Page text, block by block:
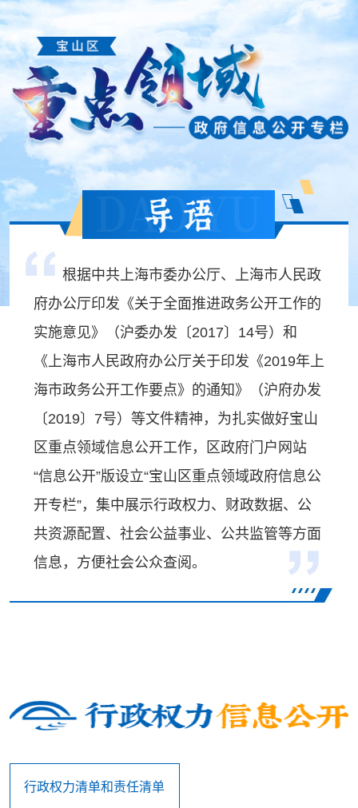
根据中共上海市委办公厅、上海市人民政
府办公厅印发《关于全面推进政务公开工作的
实施意见》（沪委办发〔2017〕14号）和
《上海市人民政府办公厅关于印发《2019年上
海市政务公开工作要点》的通知》（沪府办发
〔2019〕7号）等文件精神，为扎实做好宝山
区重点领域信息公开工作，区政府门户网站
“信息公开”版设立“宝山区重点领域政府信息公
开专栏”，集中展示行政权力、财政数据、公
共资源配置、社会公益事业、公共监管等方面
信息，方便社会公众查阅。
行政权力清单和责任清单